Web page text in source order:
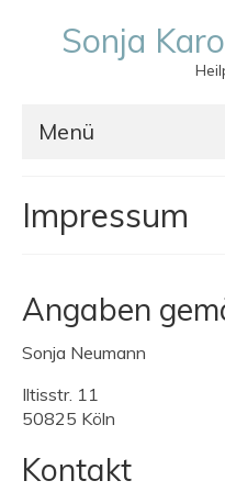
Sonja
Menü
Behandlungen
Breuss-Massage
Kosten & Erstattungen
Kontakt
Impressum
Angaben
Sonja Neumann
Iltisstr. 11
50825 Köln
Kontakt